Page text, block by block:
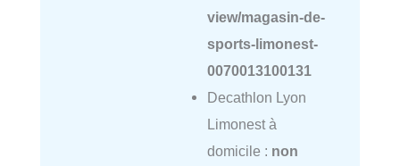
view/magasin-de-
sports-limonest-
0070013100131
Decathlon Lyon
Limonest à
domicile : non